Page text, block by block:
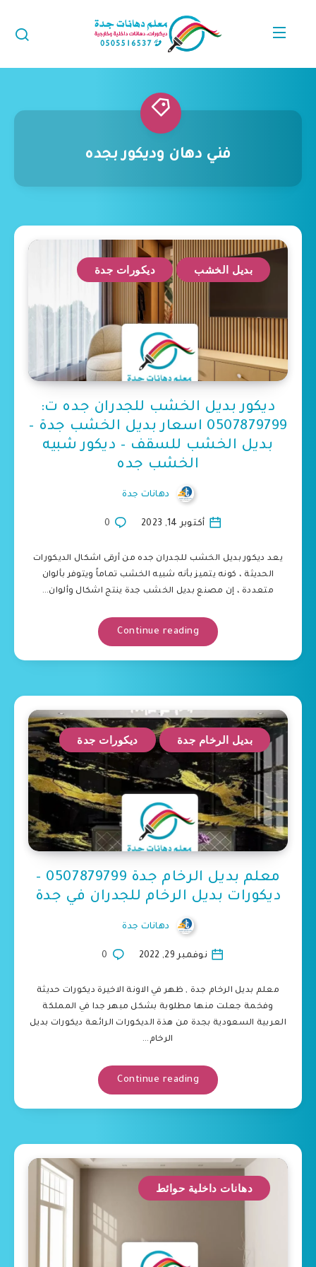
فني دهان وديكور بجده
بديل الخشب ديكورات جدة
ديكور بديل الخشب للجدران جده ت:
0507879799 اسعار بديل الخشب جدة –
بديل الخشب للسقف – ديكور شبيه
الخشب جده
دهانات جدة
أكتوبر 14, 2023 0
يعد ديكور بديل الخشب للجدران جده من أرقى اشكال الديكورات
الحديثة ، كونه يتميز بأنه شبيه الخشب تماماً ويتوفر بألوان
متعددة ، إن مصنع بديل الخشب جدة ينتج اشكال وألوان…
Continue reading
بديل الرخام جدة ديكورات جدة
معلم بديل الرخام جدة 0507879799 –
ديكورات بديل الرخام للجدران في جدة
دهانات جدة
نوفمبر 29, 2022 0
معلم بديل الرخام جدة , ظهر في الاونة الاخيرة ديكورات حديثة
وفخمة جعلت منها مطلوبة بشكل مبهر جدا في المملكة
العربية السعودية بجدة من هذة الديكورات الرائعة ديكورات بديل
الرخام…
Continue reading
دهانات داخلية حوائط